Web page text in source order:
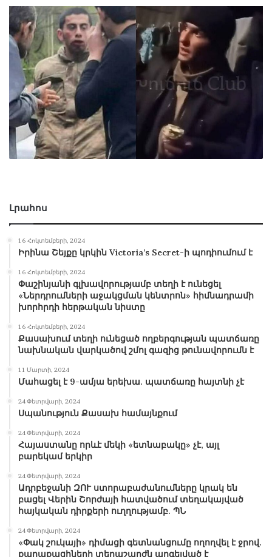
Լրահոս
16 Հոկտեմբերի, 2024
Իրինա Շեյքը կրկին Victoria’s Secret-ի պոդիումում է
16 Հոկտեմբերի, 2024
Փաշինյանի գլխավորությամբ տեղի է ունեցել
«Ներդրումների աջակցման կենտրոն» հիմնադրամի
խորհրդի հերթական նիստը
16 Հոկտեմբերի, 2024
Քասախում տեղի ունեցած ողբերգության պատճառը
նախնական վարկածով շմոլ գազից թունավորումն է
11 Մարտի, 2024
Մահացել է 9-ամյա երեխա. պատճառը հայտնի չէ
24 Փետրվարի, 2024
Սպանություն Քասախ համայնքում
24 Փետրվարի, 2024
Հայաստանը որևէ մեկի «ետնաբակը» չէ, այլ
բարեկամ երկիր
24 Փետրվարի, 2024
Ադրբեջանի ԶՈՒ ստորաբաժանումները կրակ են
բացել Վերին Շորժայի հատվածում տեղակայված
հայկական դիրքերի ուղղությամբ. ՊՆ
24 Փետրվարի, 2024
«Փակ շուկայի» դիմացի գետնանցումը ողողվել է ջրով.
քաղաքացիների տեղաշարժն արգելված է